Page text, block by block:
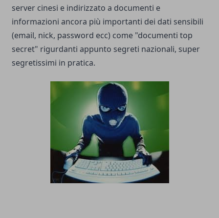
server cinesi e indirizzato a documenti e
informazioni ancora più importanti dei dati sensibili
(email, nick, password ecc) come "documenti top
secret" rigurdanti appunto segreti nazionali, super
segretissimi in pratica.